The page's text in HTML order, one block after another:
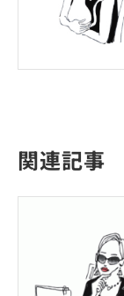
関連記事